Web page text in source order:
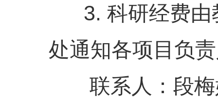
3. 科研经费由
处通知各项目负
联系人：段梅